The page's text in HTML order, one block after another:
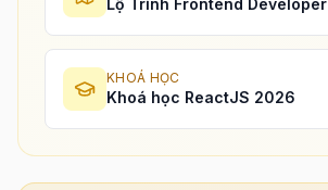
KHOÁ HỌC
Khoá học ReactJS 2026